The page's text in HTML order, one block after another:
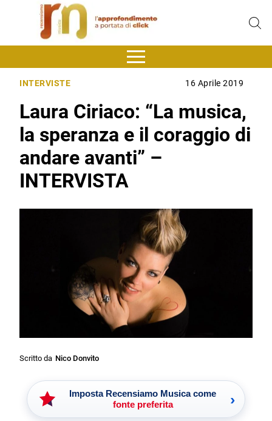
INTERVISTE 16 Aprile 2019
Laura Ciriaco: “La musica,
la speranza e il coraggio di
andare avanti” –
INTERVISTA
Scritto da Nico Donvito
Imposta Recensiamo Musica come
fonte preferita
›